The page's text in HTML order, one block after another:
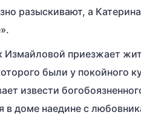
разыскивают, а
Измайловой приезжает
были у покойного
извести
в доме наедине с